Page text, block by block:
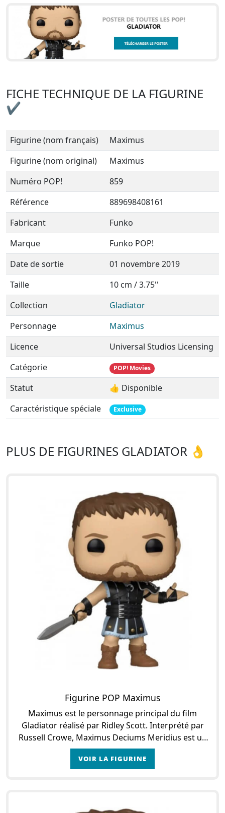
FICHE TECHNIQUE DE LA FIGURINE
✔
Figurine (nom français)
Maximus
Figurine (nom original)
Maximus
Numéro POP!
859
Référence
889698408161
Fabricant
Funko
Marque
Funko POP!
Date de sortie
01 novembre 2019
Taille
10 cm / 3.75''
Collection
Gladiator
Personnage
Maximus
Licence
Universal Studios Licensing
Catégorie
POP! Movies
Statut
👍 Disponible
Caractéristique spéciale
Exclusive
PLUS DE FIGURINES GLADIATOR 👌
Figurine POP Maximus
Maximus est le personnage principal du film
Gladiator réalisé par Ridley Scott. Interprété par
Russell Crowe, Maximus Deciums Meridius est un
général romain à la tête des armées du Nord, et f
VOIR LA FIGURINE